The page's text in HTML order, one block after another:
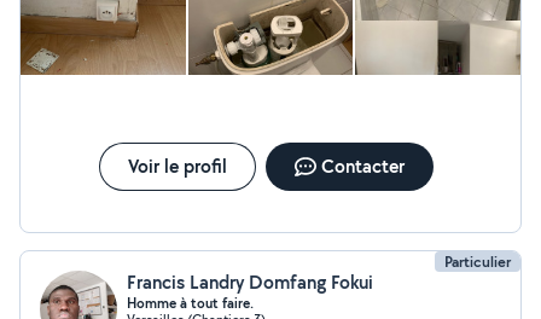
Voir le profil Contacter
Particulier
Francis Landry Domfang Fokui
Homme à tout faire.